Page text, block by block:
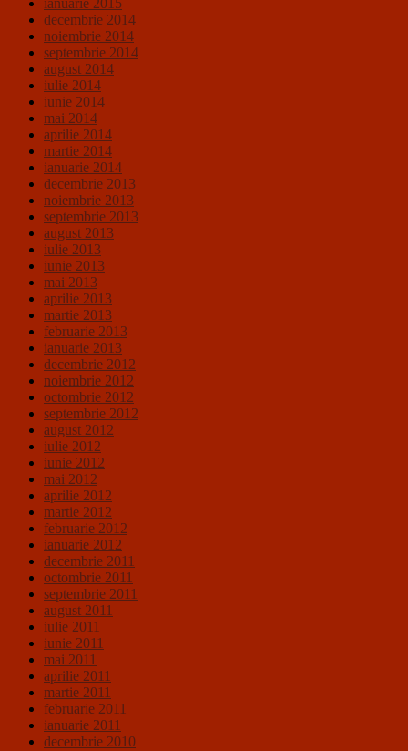
ianuarie 2015
decembrie 2014
noiembrie 2014
septembrie 2014
august 2014
iulie 2014
iunie 2014
mai 2014
aprilie 2014
martie 2014
ianuarie 2014
decembrie 2013
noiembrie 2013
septembrie 2013
august 2013
iulie 2013
iunie 2013
mai 2013
aprilie 2013
martie 2013
februarie 2013
ianuarie 2013
decembrie 2012
noiembrie 2012
octombrie 2012
septembrie 2012
august 2012
iulie 2012
iunie 2012
mai 2012
aprilie 2012
martie 2012
februarie 2012
ianuarie 2012
decembrie 2011
octombrie 2011
septembrie 2011
august 2011
iulie 2011
iunie 2011
mai 2011
aprilie 2011
martie 2011
februarie 2011
ianuarie 2011
decembrie 2010